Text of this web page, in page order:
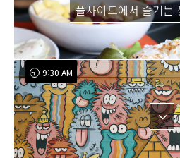
풀사이드에서 즐기는
9:30 AM